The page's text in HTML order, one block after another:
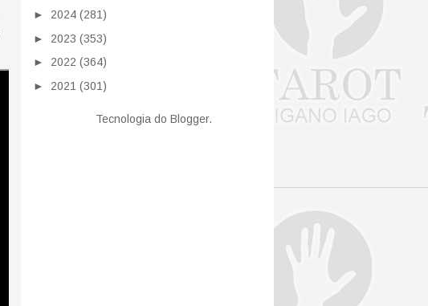
► 2024 (281)
► 2023 (353)
► 2022 (364)
► 2021 (301)
Tecnologia do Blogger.